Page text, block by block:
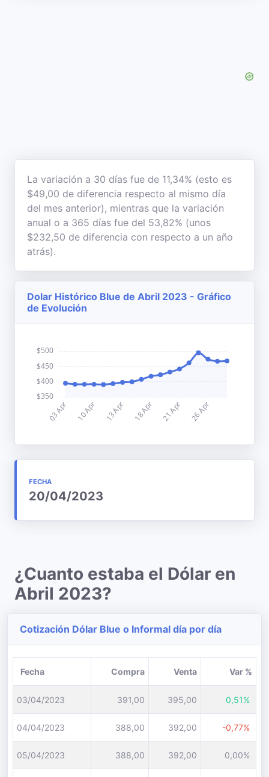
La variación a 30 días fue de 11,34% (esto es
$49,00 de diferencia respecto al mismo día
del mes anterior), mientras que la variación
anual o a 365 días fue del 53,82% (unos
$232,50 de diferencia con respecto a un año
atrás).
Dolar Histórico Blue de Abril 2023 - Gráfico
de Evolución
FECHA
20/04/2023
¿Cuanto estaba el Dólar en
Abril 2023?
Cotización Dólar Blue o Informal día por día
Fecha Compra Venta Var %
03/04/2023 391,00 395,00 0,51%
04/04/2023 388,00 392,00 -0,77%
05/04/2023 388,00 392,00 0,00%